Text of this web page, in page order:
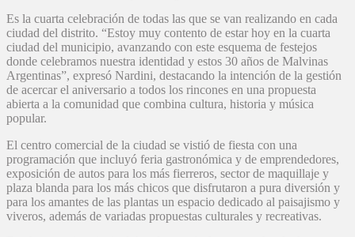
Es la cuarta celebración de todas las que se van realizando en cada
ciudad del distrito. “Estoy muy contento de estar hoy en la cuarta
ciudad del municipio, avanzando con este esquema de festejos
donde celebramos nuestra identidad y estos 30 años de Malvinas
Argentinas”, expresó Nardini, destacando la intención de la gestión
de acercar el aniversario a todos los rincones en una propuesta
abierta a la comunidad que combina cultura, historia y música
popular.
El centro comercial de la ciudad se vistió de fiesta con una
programación que incluyó feria gastronómica y de emprendedores,
exposición de autos para los más fierreros, sector de maquillaje y
plaza blanda para los más chicos que disfrutaron a pura diversión y
para los amantes de las plantas un espacio dedicado al paisajismo y
viveros, además de variadas propuestas culturales y recreativas.